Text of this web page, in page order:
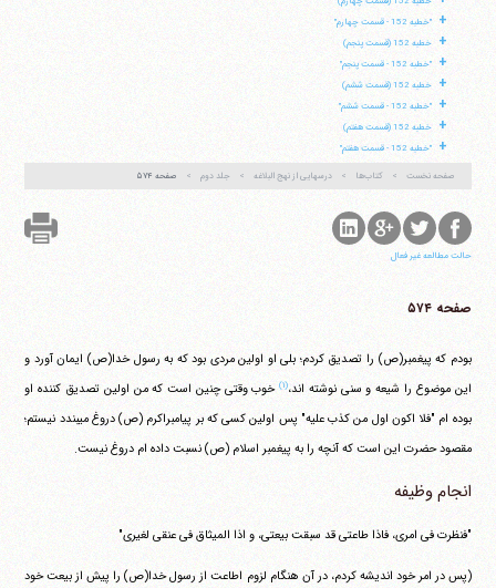
+ "خطبه 152 - قسمت چهارم"
+ خطبه 152 (قسمت پنجم)
+ "خطبه 152 - قسمت پنجم"
+ خطبه 152 (قسمت ششم)
+ "خطبه 152 - قسمت ششم"
+ خطبه 152 (قسمت هفتم)
+ "خطبه 152 - قسمت هفتم"
صفحه نخست کتاب‌ها درسهایی از نهج البلاغه جلد دوم صفحه ۵۷۴
حالت مطالعه غیر فعال
صفحه ۵۷۴
بودم که پیغمبر(ص) را تصدیق کردم؛ بلی او اولین مردی بود که به رسول خدا(ص) ایمان آورد و
این موضوع را شیعه و سنی نوشته اند،(۱) خوب وقتی چنین است که من اولین تصدیق کننده او
بوده ام "فلا اکون اول من کذب علیه" پس اولین کسی که بر پیامبراکرم (ص) دروغ می‎بندد نیستم؛
مقصود حضرت این است که آنچه را به پیغمبر اسلام (ص) نسبت داده ام دروغ نیست.
انجام وظیفه
"فنظرت فی امری، فاذا طاعتی قد سبقت بیعتی، و اذا المیثاق فی عنقی لغیری"
(پس در امر خود اندیشه کردم، در آن هنگام لزوم اطاعت از رسول خدا(ص) را پیش از بیعت خود